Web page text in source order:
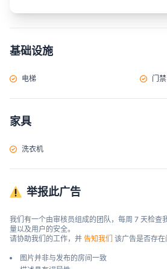
基础设施
电梯 门禁
家具
洗衣机
举报此广告
我们有一个由审核员组成的团队，每周 7 天检查
量以及用户的安全。
请协助我们的工作，并 告知我们 该广告是否存在
图片并非与发布的房间一致